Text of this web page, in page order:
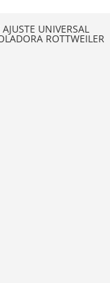
AJUSTE UNIVERSAL
ROTTWEILER